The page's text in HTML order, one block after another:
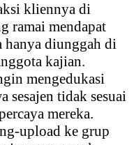
kliennya di
ramai mendapat
hanya diunggah di
kajian.
mengedukasi
sesajen tidak sesuai
mereka.
upload ke grup